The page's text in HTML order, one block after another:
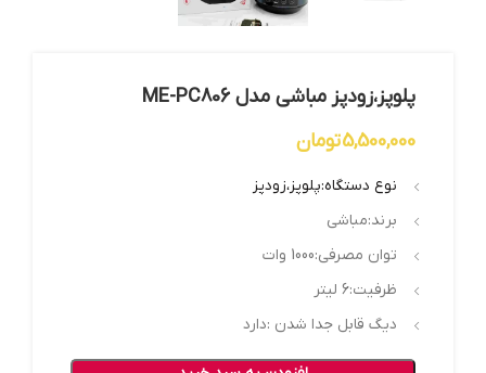
پلوپز،زودپز مباشی مدل ME-PC806
5,500,000تومان
نوع دستگاه:پلوپز،زودپز
برند:مباشی
توان مصرفی:1000 وات
ظرفیت:6 لیتر
دیگ قابل جدا شدن :دارد